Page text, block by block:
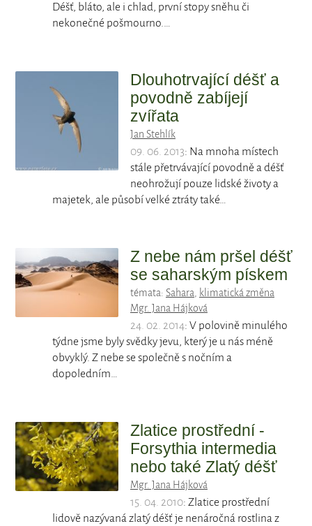
Déšť, bláto, ale i chlad, první stopy sněhu či
nekonečné pošmourno.…
Dlouhotrvající déšť a
povodně zabíjejí
zvířata
Jan Stehlík
09. 06. 2013: Na mnoha místech
stále přetrvávající povodně a déšť
neohrožují pouze lidské životy a
majetek, ale působí velké ztráty také…
Z nebe nám pršel déšť
se saharským pískem
témata: Sahara, klimatická změna
Mgr. Jana Hájková
24. 02. 2014: V polovině minulého
týdne jsme byly svědky jevu, který je u nás méně
obvyklý. Z nebe se společně s nočním a
dopoledním…
Zlatice prostřední -
Forsythia intermedia
nebo také Zlatý déšť
Mgr. Jana Hájková
15. 04. 2010: Zlatice prostřední
lidově nazývaná zlatý déšť je nenáročná rostlina z